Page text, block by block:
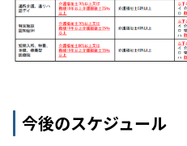
今後のスケジュール